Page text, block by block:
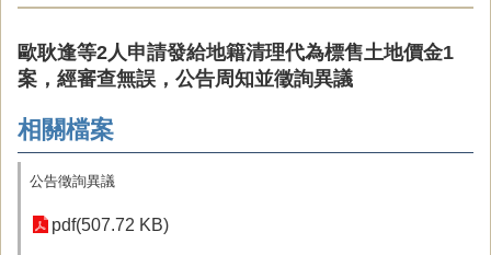
歐耿逢等2人申請發給地籍清理代為標售土地價金1
案，經審查無誤，公告周知並徵詢異議
相關檔案
公告徵詢異議
pdf(507.72 KB)